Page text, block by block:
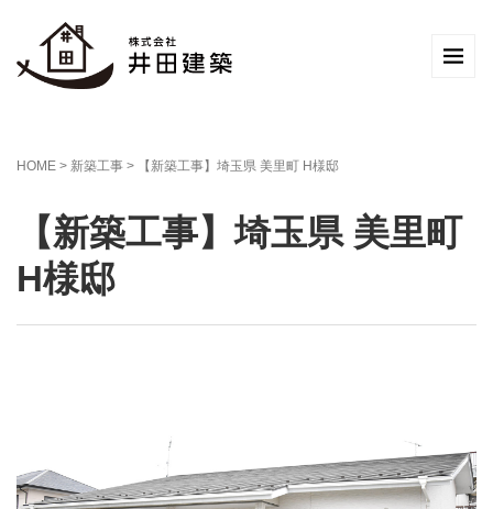
HOME > 新築工事 > 【新築工事】埼玉県 美里町 H様邸
【新築工事】埼玉県 美里町
H様邸